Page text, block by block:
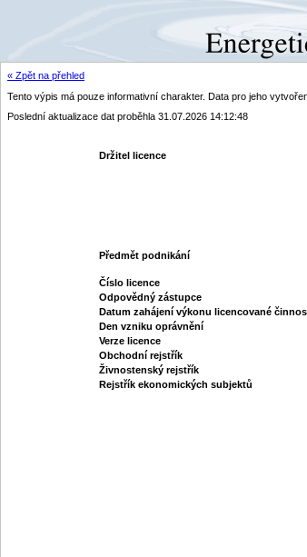
« Zpět na přehled
Tento výpis má pouze informativní charakter. Data pro jeho
Poslední aktualizace dat proběhla 31.07.2026 14:12:48
Držitel licence
Předmět podnikání
Číslo licence
Odpovědný zástupce
Datum zahájení výkonu licencované
Den vzniku oprávnění
Verze licence
Obchodní rejstřík
Živnostenský rejstřík
Rejstřík ekonomických subjektů